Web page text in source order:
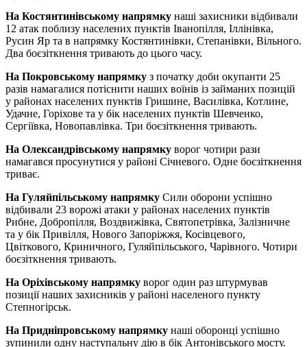
На Костянтинівському напрямку наші захисники відбивали
12 атак поблизу населених пунктів Іванопілля, Іллінівка,
Русин Яр та в напрямку Костянтинівки, Степанівки, Вільного.
Два боєзіткнення тривають до цього часу.
На Покровському напрямку з початку доби окупанти 25
разів намагалися потіснити наших воїнів із займаних позицій
у районах населених пунктів Гришине, Василівка, Котлине,
Удачне, Горіхове та у бік населених пунктів Шевченко,
Сергіївка, Новопавлівка. Три боєзіткнення тривають.
На Олександрівському напрямку ворог чотири рази
намагався просунутися у районі Січневого. Одне боєзіткнення
триває.
На Гуляйпільському напрямку Сили оборони успішно
відбивали 23 ворожі атаки у районах населених пунктів
Рибне, Добропілля, Воздвижівка, Святопетрівка, Залізничне
та у бік Привілля, Нового Запоріжжя, Косівцевого,
Цвіткового, Криничного, Гуляйпільського, Чарівного. Чотири
боєзіткнення тривають.
На Оріхівському напрямку ворог один раз штурмував
позиції наших захисників у районі населеного пункту
Степногірськ.
На Придніпровському напрямку наші оборонці успішно
зупинили одну наступальну дію в бік Антонівського мосту.